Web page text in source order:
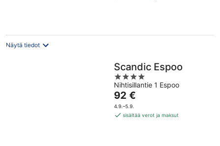
Näytä tiedot
Scandic Espoo
4
out
of
5
Nihtisillantie 1 Espoo
Hinta
on
92 €
92 €
4.9.–5.9.
sisältää verot ja maksut